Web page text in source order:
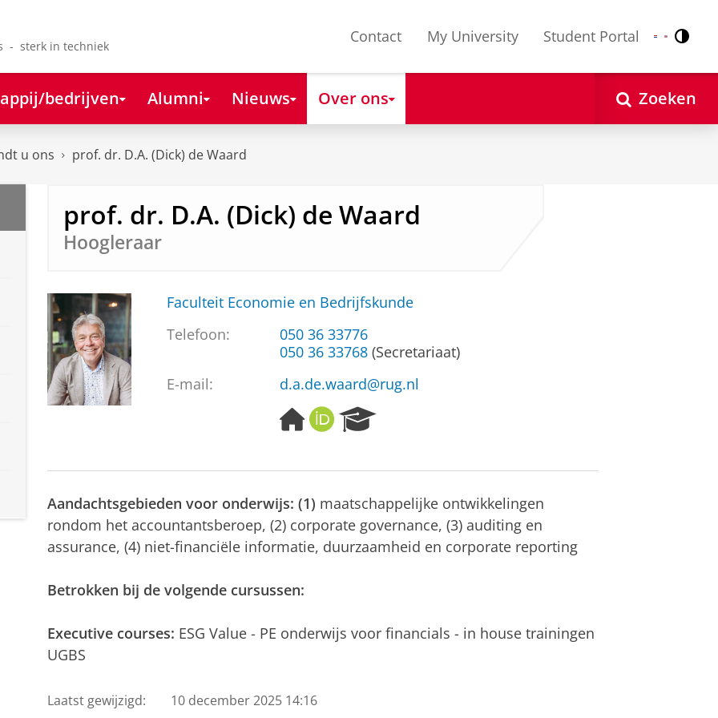
- sterk in techniek
Contact My University Student Portal Nederlands
English
bedrijven Alumni Nieuws Over ons Zoeken
u ons prof. dr. D.A. (Dick) de Waard
prof. dr. D.A. (Dick) de Waard
Hoogleraar
Faculteit Economie en Bedrijfskunde
Telefoon:
050 36 33776
050 36 33768 (Secretariaat)
E-mail:
d.a.de.waard@rug.nl
H
o
e
a
g
e
O
R
I
e
r
c
h
P
a
Aandachtsgebieden voor onderwijs: (1) maatschappelijke ontwikkelingen
rondom het accountantsberoep, (2) corporate governance, (3) auditing en
assurance, (4) niet-financiële informatie, duurzaamheid en corporate reporting
Betrokken bij de volgende cursussen:
Executive courses: ESG Value - PE onderwijs voor financials - in house trainingen
UGBS
Laatst gewijzigd: 10 december 2025 14:16